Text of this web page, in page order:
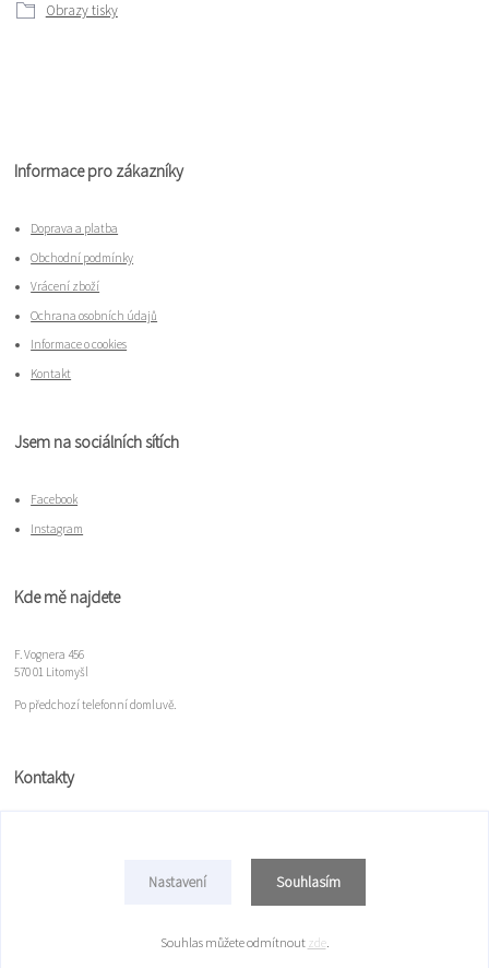
Obrazy tisky
Informace pro zákazníky
Doprava a platba
Obchodní podmínky
Vrácení zboží
Ochrana osobních údajů
Informace o cookies
Kontakt
Jsem na sociálních sítích
Facebook
Instagram
Kde mě najdete
F. Vognera 456
570 01 Litomyšl
Po předchozí telefonní domluvě.
Kontakty
Nastavení Souhlasím
Souhlas můžete odmítnout zde.